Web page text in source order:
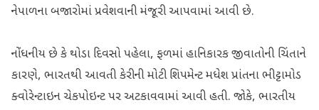
નેપાળના બજારોમાં પ્રવેશવાની મંજૂરી આપવામાં આવી છે.
નોંધનીય છે કે થોડા દિવસો પહેલા, ફળમાં હાનિકારક જીવાતોની ચિંતાને
કારણે, ભારતથી આવતી કેરીની મોટી શિપમેન્ટ મધેશ પ્રાંતના ભીટ્ટામોડ
ક્વોરેન્ટાઇન ચેકપોઇન્ટ પર અટકાવવામાં આવી હતી. જોકે, ભારતીય